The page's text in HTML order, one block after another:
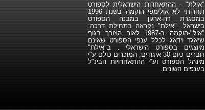
"אילת" - ההתאחדות הישראלית לספורט
תחרותי לא אולימפי הוקמה בשנת 1996
במסגרת רה-ארגון במבנה הספורט
בישראל. "אילת" נקראה בתחילת דרכה:
"איל"-הוקמה ב-1987 לאור הצורך בגוף
שיאגד וידאג לכלל ענפי הספורט שאינם
מיוצגים בספורט הישראלי . ב"אילת"
חברים כיום 30 איגודים, המוכרים כולם ע"י
מינהל הספורט וע"י ההתאחדויות הבינ"ל
בענפים השונים.